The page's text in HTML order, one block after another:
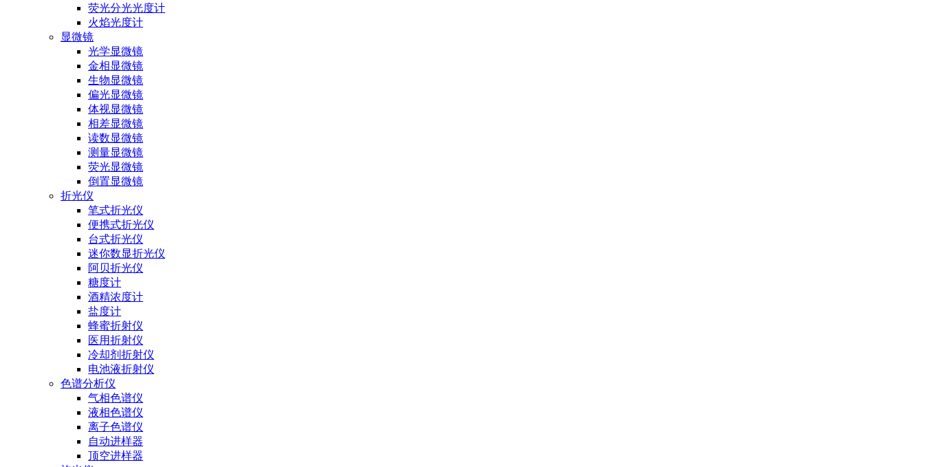
荧光分光光度计
火焰光度计
显微镜
光学显微镜
金相显微镜
生物显微镜
偏光显微镜
体视显微镜
相差显微镜
读数显微镜
测量显微镜
荧光显微镜
倒置显微镜
折光仪
笔式折光仪
便携式折光仪
台式折光仪
迷你数显折光仪
阿贝折光仪
糖度计
酒精浓度计
盐度计
蜂蜜折射仪
医用折射仪
冷却剂折射仪
电池液折射仪
色谱分析仪
气相色谱仪
液相色谱仪
离子色谱仪
自动进样器
顶空进样器